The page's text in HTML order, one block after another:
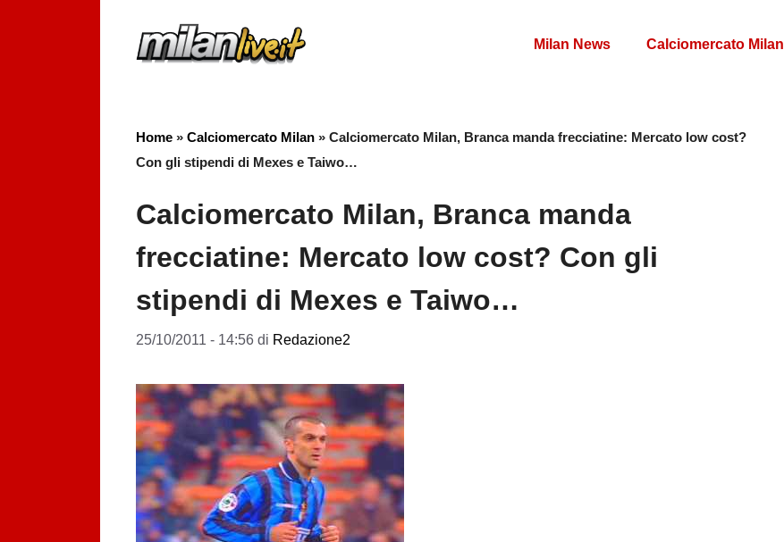
Milan News Calciomercato Milan
Home » Calciomercato Milan » Calciomercato Milan, Branca manda frecciatine: Mercato low cost?
Con gli stipendi di Mexes e Taiwo…
Calciomercato Milan, Branca manda
frecciatine: Mercato low cost? Con gli
stipendi di Mexes e Taiwo…
25/10/2011 - 14:56 di Redazione2